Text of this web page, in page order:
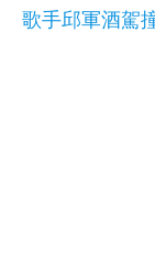
歌手邱軍酒駕